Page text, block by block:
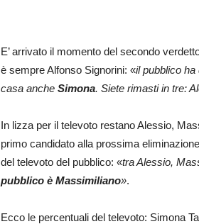
E’ arrivato il momento del secondo
è sempre Alfonso Signorini: «il pubblico
casa anche Simona. Siete rimasti in tre:
In lizza per il televoto restano Alessio,
primo candidato alla prossima
del televoto del pubblico: «tra Alessio,
pubblico è Massimiliano».
Ecco le percentuali del televoto: Simona